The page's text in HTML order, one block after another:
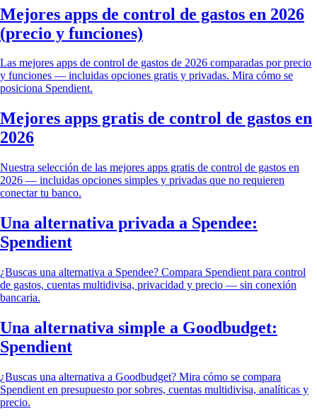
Mejores apps de control de gastos en 2026
(precio y funciones)
Las mejores apps de control de gastos de 2026 comparadas por precio
y funciones — incluidas opciones gratis y privadas. Mira cómo se
posiciona Spendient.
Mejores apps gratis de control de gastos en
2026
Nuestra selección de las mejores apps gratis de control de gastos en
2026 — incluidas opciones simples y privadas que no requieren
conectar tu banco.
Una alternativa privada a Spendee:
Spendient
¿Buscas una alternativa a Spendee? Compara Spendient para control
de gastos, cuentas multidivisa, privacidad y precio — sin conexión
bancaria.
Una alternativa simple a Goodbudget:
Spendient
¿Buscas una alternativa a Goodbudget? Mira cómo se compara
Spendient en presupuesto por sobres, cuentas multidivisa, analíticas y
precio.